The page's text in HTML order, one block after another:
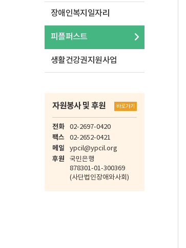
장애인복지일자리
피플퍼스트
생활건강권지원사업
자원봉사 및 후원 바로가기
전화 02-2697-0420
팩스 02-2652-0421
메일 ypcil@ypcil.org
후원
국민은행
878301-01-300369
(사단법인장애와사회)